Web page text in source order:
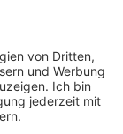
der Zellen